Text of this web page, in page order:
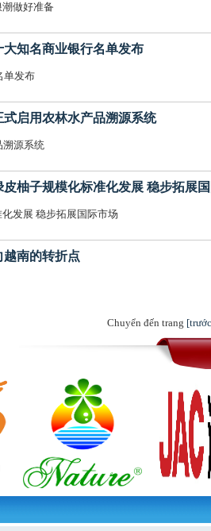
做好准备
大知名商业银行名单发布
单发布
式启用农林水产品溯源系统
溯源系统
皮柚子规模化标准化发展 稳步拓展
发展 稳步拓展国际市场
越南的转折点
Chuyển đến trang